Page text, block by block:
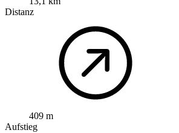
Distanz
409 m
Aufstieg